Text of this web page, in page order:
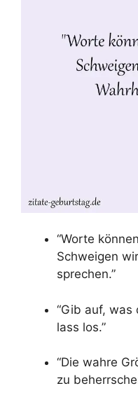
“Worte
Schweigen
sprechen.”
“Gib auf,
lass los.”
“Die wahre
zu